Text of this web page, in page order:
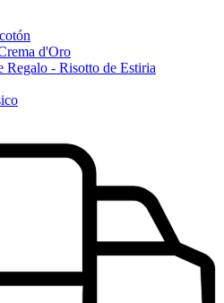
d'Oro
Regalo - Risotto de Estiria